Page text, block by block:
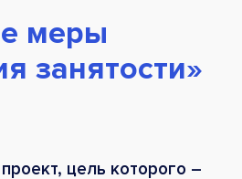
меры
занятости»
цель которого –